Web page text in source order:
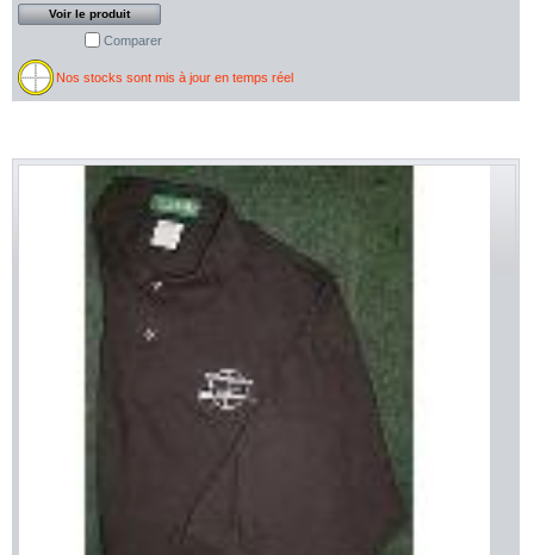
Voir le produit
Comparer
Nos stocks sont mis à jour en temps réel